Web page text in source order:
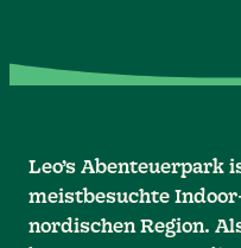
Leo’s Abenteuerpark
meistbesuchte
nordischen Region.